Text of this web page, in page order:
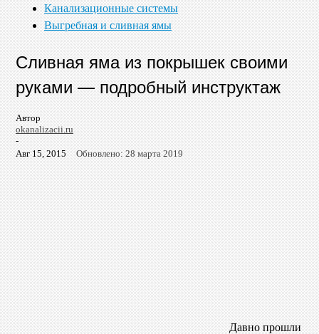
Канализационные системы
Выгребная и сливная ямы
Сливная яма из покрышек своими
руками — подробный инструктаж
Автор
okanalizacii.ru
-
Авг 15, 2015
Обновлено: 28 марта 2019
Давно прошли